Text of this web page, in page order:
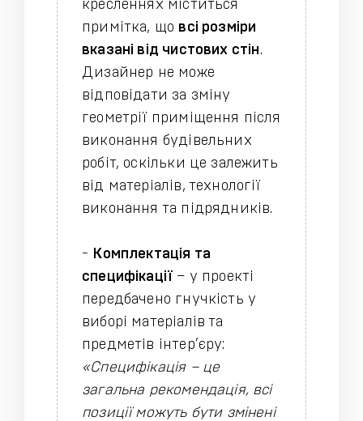
кресленнях міститься
примітка, що всі розміри
вказані від чистових стін.
Дизайнер не може
відповідати за зміну
геометрії приміщення після
виконання будівельних
робіт, оскільки це залежить
від матеріалів, технології
виконання та підрядників.
- Комплектація та
специфікації – у проекті
передбачено гнучкість у
виборі матеріалів та
предметів інтер’єру:
«Специфікація – це
загальна рекомендація, всі
позиції можуть бути змінені